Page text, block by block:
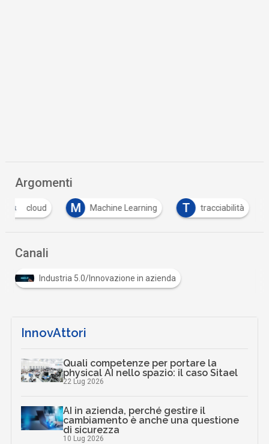
Argomenti
cloud M Machine Learning T tracciabilità
Canali
Industria 5.0/Innovazione in azienda
InnovAttori
Quali competenze per portare la
physical AI nello spazio: il caso Sitael
22 Lug 2026
AI in azienda, perché gestire il
cambiamento è anche una questione
di sicurezza
10 Lug 2026